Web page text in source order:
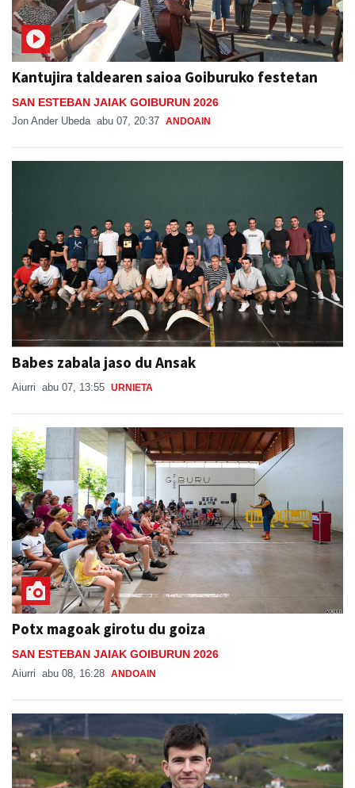
Kantujira taldearen saioa Goiburuko festetan
SAN ESTEBAN JAIAK GOIBURUN 2026
Jon Ander Ubeda abu 07, 20:37 ANDOAIN
Babes zabala jaso du Ansak
Aiurri abu 07, 13:55 URNIETA
Potx magoak girotu du goiza
SAN ESTEBAN JAIAK GOIBURUN 2026
Aiurri abu 08, 16:28 ANDOAIN